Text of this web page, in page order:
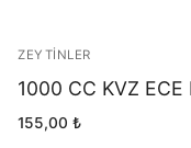
ZEYTINLER
1000 CC KVZ ECE
155,00 ₺